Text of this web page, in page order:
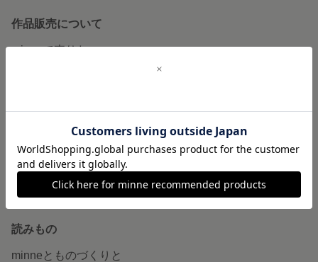
作品販売について
minneで売りたい
ダウンロード販売
minne PLUS
minne LAB
販売支援企画・イベント
読みもの
minneとものづくりと